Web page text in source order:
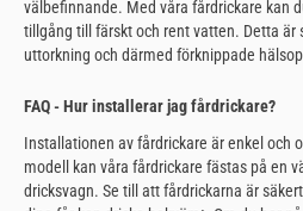
välbefinnande. Med våra fårdrickare kan
tillgång till färskt och rent vatten. Detta är
uttorkning och därmed förknippade
FAQ - Hur installerar jag fårdrickare?
Installationen av fårdrickare är enkel och
modell kan våra fårdrickare fästas på en
dricksvagn. Se till att fårdrickarna är